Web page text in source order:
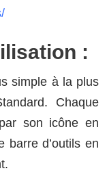
:
simple à la plus
Chaque
son icône en
barre d’outils en